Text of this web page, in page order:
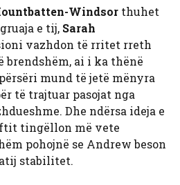
Windsor thuhet
e tij, Sarah
vazhdon të rritet rreth
brendshëm, ai i ka thënë
mund të jetë mënyra
të trajtuar pasojat nga
Dhe ndërsa ideja e
tingëllon më vete
pohojnë se Andrew beson
stabilitet.